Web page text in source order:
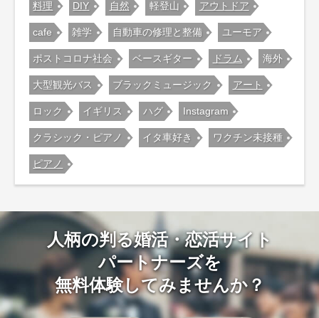
料理 DIY 自然 軽登山 アウトドア
cafe 雑学 自動車の修理と整備 ユーモア
ポストコロナ社会 ベースギター ドラム 海外
大型観光バス ブラックミュージック アート
ロック イギリス ハグ Instagram
クラシック・ピアノ イタ車好き ワクチン未接種
ピアノ
人柄の判る婚活・恋活サイト
パートナーズを
無料体験してみませんか？